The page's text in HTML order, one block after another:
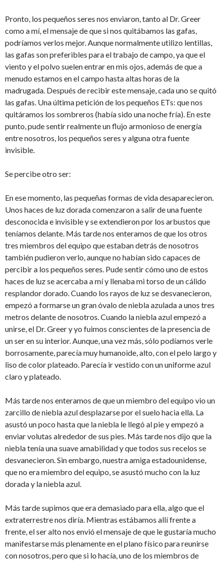
Pronto, los pequeños seres nos enviaron, tanto al Dr. Greer
como a mí, el mensaje de que si nos quitábamos las gafas,
podríamos verlos mejor. Aunque normalmente utilizo lentillas,
las gafas son preferibles para el trabajo de campo, ya que el
viento y el polvo suelen entrar en mis ojos, además de que a
menudo estamos en el campo hasta altas horas de la
madrugada. Después de recibir este mensaje, cada uno se quitó
las gafas. Una última petición de los pequeños ETs: que nos
quitáramos los sombreros (había sido una noche fría). En este
punto, pude sentir realmente un flujo armonioso de energía
entre nosotros, los pequeños seres y alguna otra fuente
invisible.
Se percibe otro ser:
En ese momento, las pequeñas formas de vida desaparecieron.
Unos haces de luz dorada comenzaron a salir de una fuente
desconocida e invisible y se extendieron por los arbustos que
teníamos delante. Más tarde nos enteramos de que los otros
tres miembros del equipo que estaban detrás de nosotros
también pudieron verlo, aunque no habían sido capaces de
percibir a los pequeños seres. Pude sentir cómo uno de estos
haces de luz se acercaba a mí y llenaba mi torso de un cálido
resplandor dorado. Cuando los rayos de luz se desvanecieron,
empezó a formarse un gran óvalo de niebla azulada a unos tres
metros delante de nosotros. Cuando la niebla azul empezó a
unirse, el Dr. Greer y yo fuimos conscientes de la presencia de
un ser en su interior. Aunque, una vez más, sólo podíamos verle
borrosamente, parecía muy humanoide, alto, con el pelo largo y
liso de color plateado. Parecía ir vestido con un uniforme azul
claro y plateado.
Más tarde nos enteramos de que un miembro del equipo vio un
zarcillo de niebla azul desplazarse por el suelo hacia ella. La
asustó un poco hasta que la niebla le llegó al pie y empezó a
enviar volutas alrededor de sus pies. Más tarde nos dijo que la
niebla tenía una suave amabilidad y que todos sus recelos se
desvanecieron. Sin embargo, nuestra amiga estadounidense,
que no era miembro del equipo, se asustó mucho con la luz
dorada y la niebla azul.
Más tarde supimos que era demasiado para ella, algo que el
extraterrestre nos diría. Mientras estábamos allí frente a
frente, el ser alto nos envió el mensaje de que le gustaría mucho
manifestarse más plenamente en el plano físico para reunirse
con nosotros, pero que si lo hacía, uno de los miembros de